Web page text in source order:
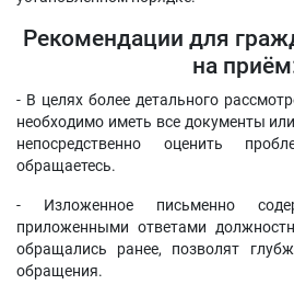
Рекомендации для
на
- В целях более детального
необходимо иметь все документы
непосредственно оценить
обращаетесь.
- Изложенное письменно
приложенными ответами
обращались ранее, позволят
обращения.